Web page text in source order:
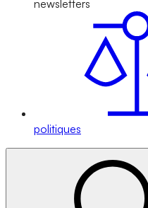
newsletters
politiques